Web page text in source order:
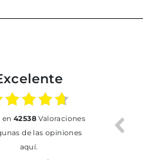
en 42538Valoraciones
aquí.